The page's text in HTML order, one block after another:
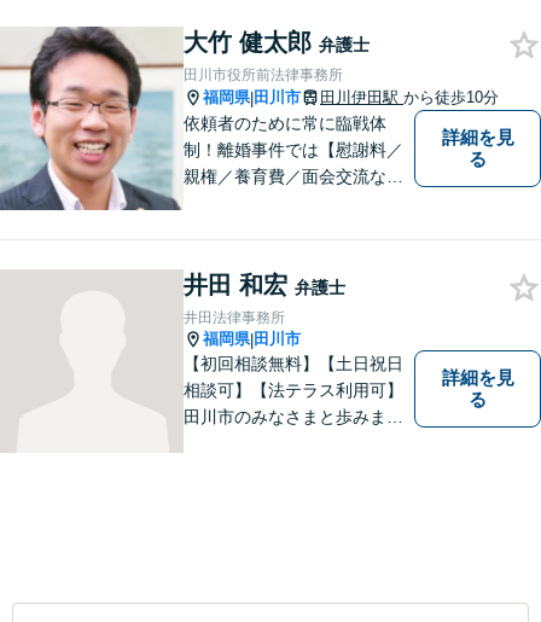
大竹 健太郎 弁護士
田川市役所前法律事務所
福岡県|田川市 田川伊田駅 から徒歩10分
依頼者のために常に臨戦体
制！離婚事件では【慰謝料／
親権／養育費／面会交流な
活動、示談活動】を基本に迅
速対応。相続事案【遺言、遺
産分割、遺留分】では難事案
の解決実績も。
詳細を見
る
井田 和宏 弁護士
井田法律事務所
福岡県|田川市
【初回相談無料】【土日祝日
相談可】【法テラス利用可】
田川市のみなさまと歩みま
詳細を見
る